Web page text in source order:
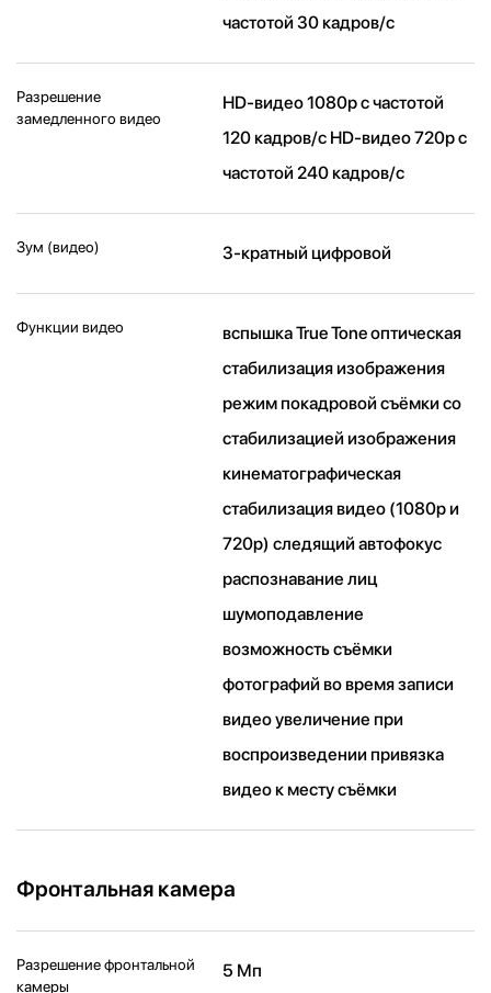
частотой 30 кадров/ с
Разрешение
замедленного видео
HD-видео 1080р c частотой
120 кадров/ с HD-видео 720р c
частотой 240 кадров/ с
Зум (видео) 3-кратный цифровой
Функции видео
вспышка True Tone оптическая
стабилизация изображения
режим покадровой съёмки со
стабилизацией изображения
кинематографическая
стабилизация видео (1080p и
720p) следящий автофокус
распознавание лиц
шумоподавление
возможность съёмки
фотографий во время записи
видео увеличение при
воспроизведении привязка
видео к месту съёмки
Фронтальная камера
Разрешение фронтальной
камеры
5 Мп